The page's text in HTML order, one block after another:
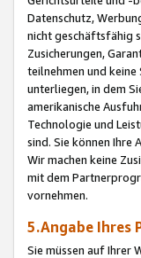
Datenschutz,
nicht geschäftsfähig
Zusicherungen,
teilnehmen und keine
unterliegen, in dem
amerikanische
Technologie und
sind. Sie können Ihre
Wir machen keine
mit dem
vornehmen.
5.Angabe
Sie müssen auf Ihrer